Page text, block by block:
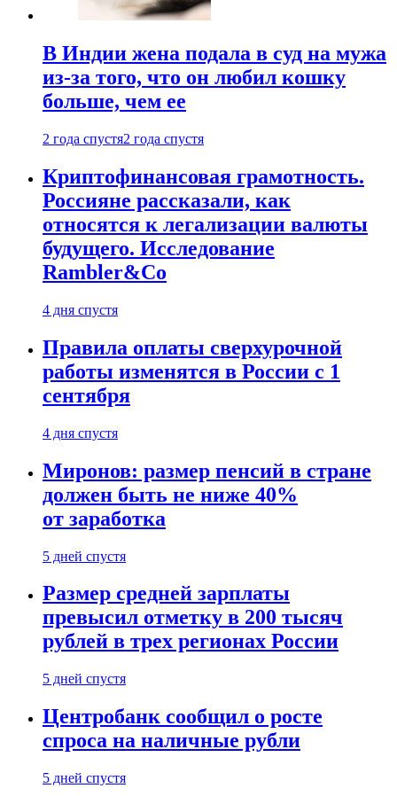
В Индии жена подала в суд на мужа
из-за того, что он любил кошку
больше, чем ее
2 года спустя2 года спустя
Криптофинансовая грамотность.
Россияне рассказали, как
относятся к легализации валюты
будущего. Исследование
Rambler&Co
4 дня спустя
Правила оплаты сверхурочной
работы изменятся в России с 1
сентября
4 дня спустя
Миронов: размер пенсий в стране
должен быть не ниже 40%
от заработка
5 дней спустя
Размер средней зарплаты
превысил отметку в 200 тысяч
рублей в трех регионах России
5 дней спустя
Центробанк сообщил о росте
спроса на наличные рубли
5 дней спустя